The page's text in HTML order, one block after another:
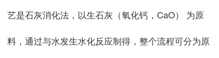
艺是石灰消化法，以生石灰（氧化钙，CaO） 为原
料，通过与水发生水化反应制得，整个流程可分为原